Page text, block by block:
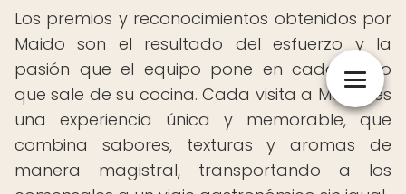
Los premios y reconocimientos obtenidos por
Maido son el resultado del esfuerzo y la
pasión que el equipo pone en cada plato
que sale de su cocina. Cada visita a Maido es
una experiencia única y memorable, que
combina sabores, texturas y aromas de
manera magistral, transportando a los